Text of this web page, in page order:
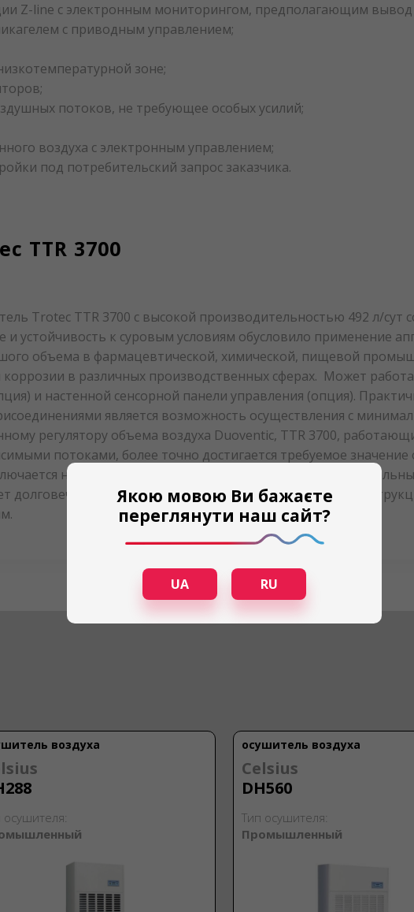
Z-line с электронным мониторингом, предполагающим вывод
с приводным управлением;
зоне;
потоков, не требующее особых усилий;
воздуха с электронным управлением;
под потребительский запрос заказчика.
TTR 3700
Trotec TTR 3700 с высокой производительностью 492 л/сут
и устойчивость к суровым условиям обусловило применение
объема в фармацевтической, химической, пищевой
коррозии в различных производственных сферах. Может
и настенной сенсорной панели управления (опция).
является возможность осуществления с
регулятору объема воздуха Duoventic, TTR 3700,
потоками, более точно достигается требуемое
необходимость установки энергозатратных
долговечную, простую в техническом обслуживании
воздуха
осушителя:
осушитель воздуха
Celsius
DH560
Тип осушителя:
Промышленный
Якою мовою Ви бажаєте
переглянути наш сайт?
UA RU